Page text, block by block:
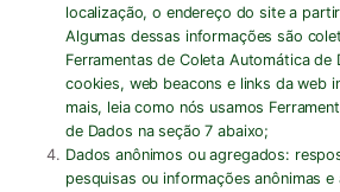
localização, o endereço do site a
Algumas dessas informações são
Ferramentas de Coleta Automática de
cookies, web beacons e links da web
mais, leia como nós usamos
de Dados na seção 7 abaixo;
Dados anônimos ou agregados:
pesquisas ou informações anônimas